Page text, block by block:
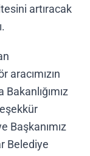
artıracak
Başkanımız
Belediye